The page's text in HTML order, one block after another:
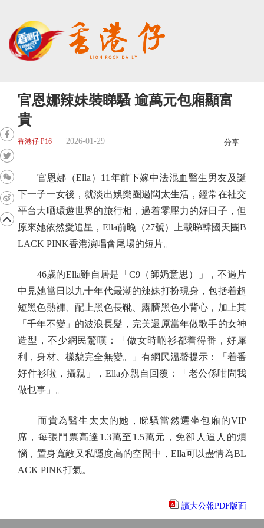
官恩娜辣妹裝睇騷 逾萬元包廂顯富
貴
香港仔 P16 2026-01-29 分享
官恩娜（Ella）11年前下嫁中法混血醫生男友及誕
下一子一女後，就淡出娛樂圈過闊太生活，經常在社交
平台大晒環遊世界的旅行相，過着零壓力的好日子，但
原來她依然愛追星，Ella前晚（27號）上載睇韓國天團B
LACK PINK香港演唱會尾場的短片。
46歲的Ella雖自居是「C9（師奶意思）」，不過片
中見她當日以九十年代最潮的辣妹打扮現身，包括着超
短黑色熱褲、配上黑色長靴、露臍黑色小背心，加上其
「千年不變」的波浪長髮，完美還原當年做歌手的女神
造型，不少網民驚嘆：「做女時啲衫都着得番，好犀
利，身材、樣貌完全無變。」有網民溫馨提示：「着番
好件衫啦，攝親」，Ella亦親自回覆：「老公係咁問我
做乜事」。
而貴為醫生太太的她，睇騷當然選坐包廂的VIP
席，每張門票高達1.3萬至1.5萬元，免卻人逼人的煩
惱，置身寬敞又私隱度高的空間中，Ella可以盡情為BL
ACK PINK打氣。
讀大公報PDF版面